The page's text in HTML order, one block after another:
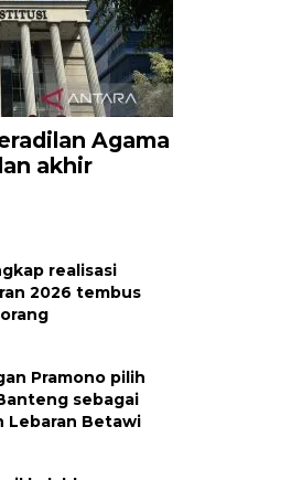
Agama
akhir
realisasi
2026 tembus
Pramono pilih
sebagai
Lebaran Betawi